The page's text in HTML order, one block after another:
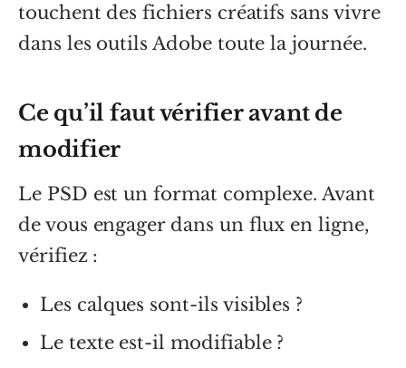
touchent des fichiers créatifs sans vivre
dans les outils Adobe toute la journée.
Ce qu’il faut vérifier avant de
modifier
Le PSD est un format complexe. Avant
de vous engager dans un flux en ligne,
vérifiez :
Les calques sont-ils visibles ?
Le texte est-il modifiable ?